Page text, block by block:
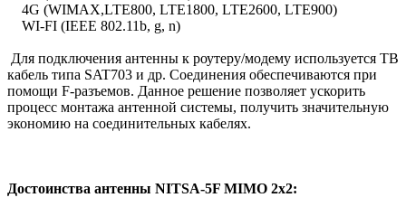
4G (WIMAX,LTE800, LTE1800, LTE2600, LTE900)
WI-FI (IEEE 802.11b, g, n)
Для подключения антенны к роутеру/модему используется ТВ
кабель типа SAT703 и др. Соединения обеспечиваются при
помощи F-разъемов. Данное решение позволяет ускорить
процесс монтажа антенной системы, получить значительную
экономию на соединительных кабелях.
Достоинства антенны NITSA-5F MIMO 2x2: